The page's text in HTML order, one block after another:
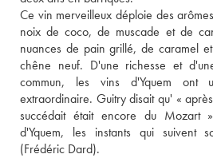
Ce vin merveilleux déploie des
noix de coco, de muscade et de
nuances de pain grillé, de caramel
chêne neuf. D'une richesse et
commun, les vins d'Yquem ont
extraordinaire. Guitry disait qu' «
succédait était encore du Mozart
d'Yquem, les instants qui suivent
(Frédéric Dard).